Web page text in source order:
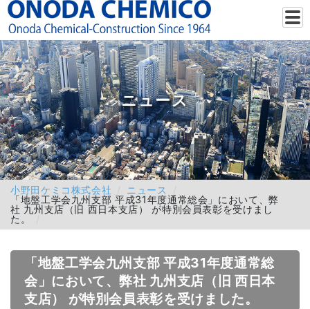
ニュース
小野田ケミコ株式会社
ニュース
「地盤工学会九州支部 平成31年度通常総会」において、弊
社 九州支店（旧 西日本支店） が特別会員表彰を受けまし
た。
「地盤工学会九州支部 平成31年度通常総
会」において、弊社 九州支店（旧 西日本
支店） が特別会員表彰を受けました。